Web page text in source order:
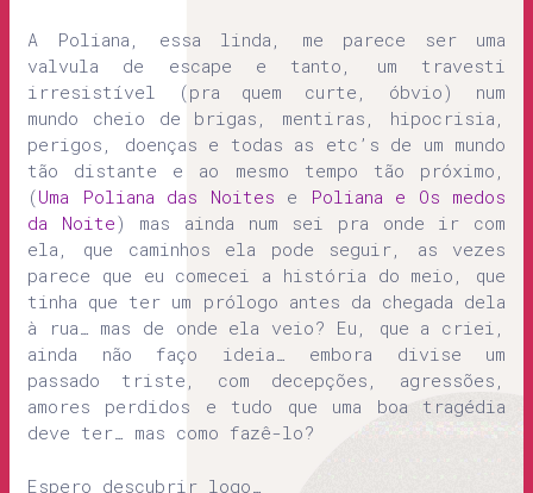
A Poliana, essa linda, me parece ser uma
valvula de escape e tanto, um travesti
irresistível (pra quem curte, óbvio) num
mundo cheio de brigas, mentiras, hipocrisia,
perigos, doenças e todas as etc’s de um mundo
tão distante e ao mesmo tempo tão próximo,
(Uma Poliana das Noites e
Poliana e Os medos
da Noite) mas ainda num sei pra onde ir com
ela, que caminhos ela pode seguir, as vezes
parece que eu comecei a história do meio, que
tinha que ter um prólogo antes da chegada dela
à rua… mas de onde ela veio? Eu, que a criei,
ainda não faço ideia… embora divise um
passado triste, com decepções, agressões,
amores perdidos e tudo que uma boa tragédia
deve ter… mas como fazê-lo?
Espero descubrir logo…